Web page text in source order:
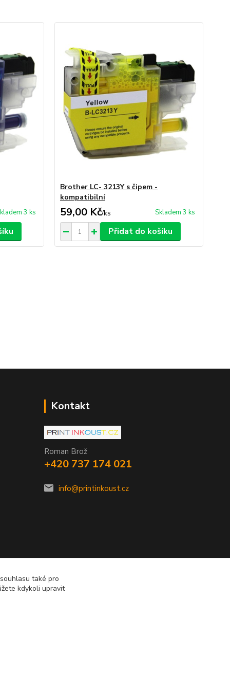
3 ks
Brother LC- 3213Y s čipem -
kompatibilní
59,00 Kč/ks Skladem 3 ks
Přidat do košíku
Kontakt
Roman Brož
+420 737 174 021
info@printinkoust.cz
také pro
kdykoli upravit